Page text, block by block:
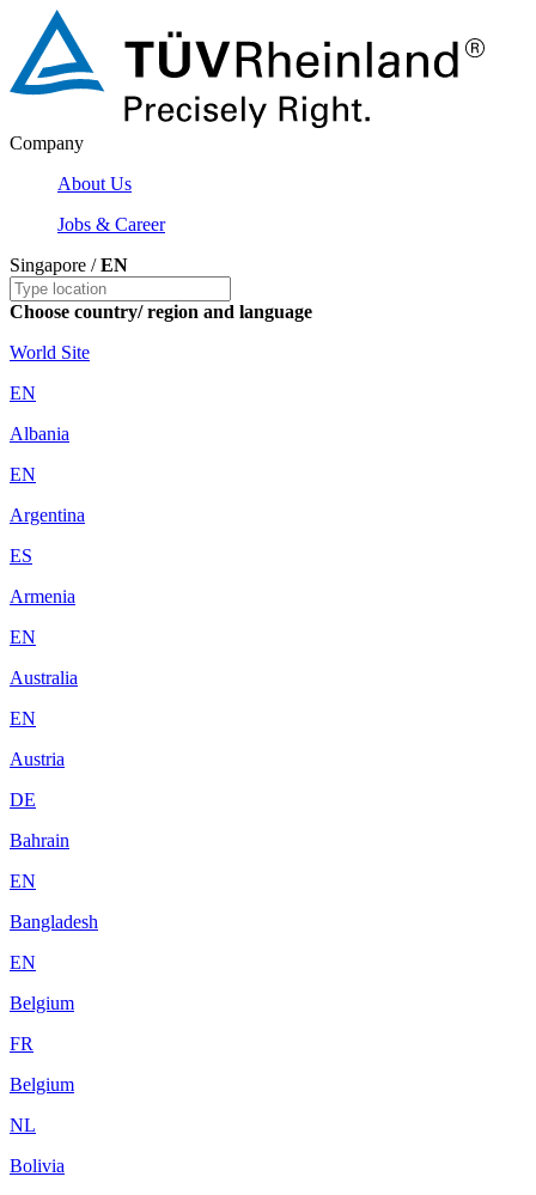
Company
About Us
Jobs & Career
Singapore /EN
Choose country/ region and language
World Site
EN
Albania
EN
Argentina
ES
Armenia
EN
Australia
EN
Austria
DE
Bahrain
EN
Bangladesh
EN
Belgium
FR
Belgium
NL
Bolivia